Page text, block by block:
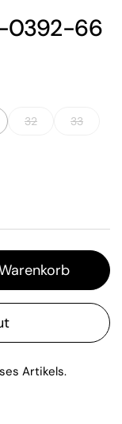
0392-66
32
33
Artikels.